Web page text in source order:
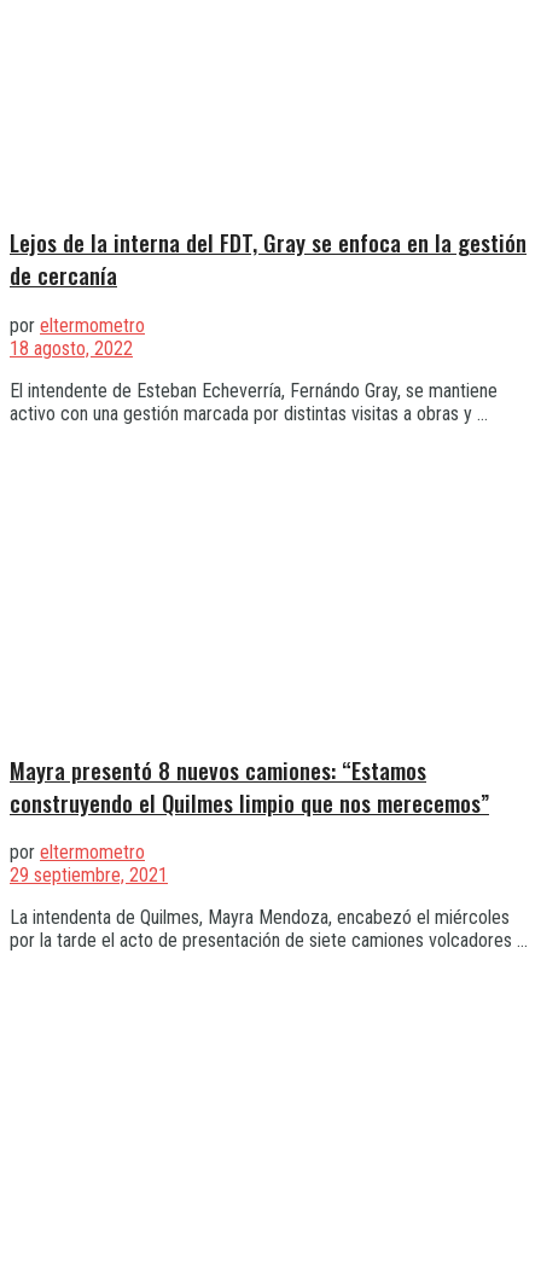
Lejos de la interna del FDT, Gray se enfoca en la gestión
de cercanía
por eltermometro
18 agosto, 2022
El intendente de Esteban Echeverría, Fernándo Gray, se mantiene
activo con una gestión marcada por distintas visitas a obras y ...
Mayra presentó 8 nuevos camiones: “Estamos
construyendo el Quilmes limpio que nos merecemos”
por eltermometro
29 septiembre, 2021
La intendenta de Quilmes, Mayra Mendoza, encabezó el miércoles
por la tarde el acto de presentación de siete camiones volcadores ...